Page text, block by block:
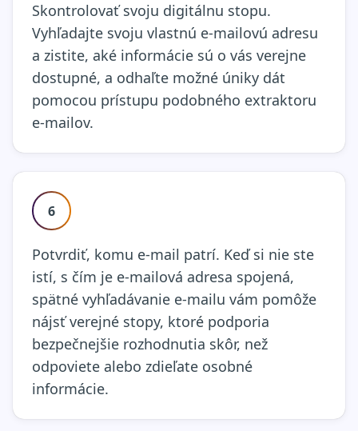
Skontrolovať svoju digitálnu stopu.
Vyhľadajte svoju vlastnú e-mailovú adresu
a zistite, aké informácie sú o vás verejne
dostupné, a odhaľte možné úniky dát
pomocou prístupu podobného extraktoru
e-mailov.
6
Potvrdiť, komu e-mail patrí. Keď si nie ste
istí, s čím je e-mailová adresa spojená,
spätné vyhľadávanie e-mailu vám pomôže
nájsť verejné stopy, ktoré podporia
bezpečnejšie rozhodnutia skôr, než
odpoviete alebo zdieľate osobné
informácie.